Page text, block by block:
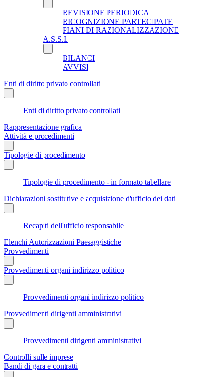
REVISIONE PERIODICA
RICOGNIZIONE PARTECIPATE
PIANI DI RAZIONALIZZAZIONE
A.S.S.I.
BILANCI
AVVISI
Enti di diritto privato controllati
Enti di diritto privato controllati
Rappresentazione grafica
Attività e procedimenti
Tipologie di procedimento
Tipologie di procedimento - in formato tabellare
Dichiarazioni sostitutive e acquisizione d'ufficio dei dati
Recapiti dell'ufficio responsabile
Elenchi Autorizzazioni Paesaggistiche
Provvedimenti
Provvedimenti organi indirizzo politico
Provvedimenti organi indirizzo politico
Provvedimenti dirigenti amministrativi
Provvedimenti dirigenti amministrativi
Controlli sulle imprese
Bandi di gara e contratti